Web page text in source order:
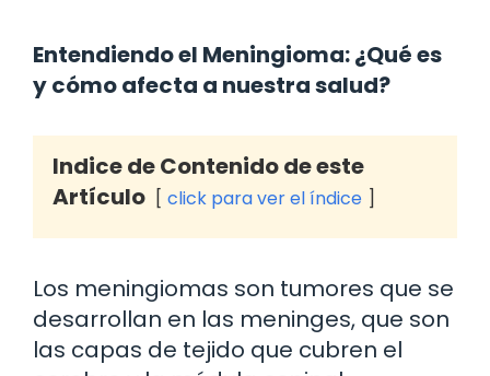
Entendiendo el Meningioma: ¿Qué es
y cómo afecta a nuestra salud?
Indice de Contenido de este
Artículo
click para ver el índice
Los meningiomas son tumores que se
desarrollan en las meninges, que son
las capas de tejido que cubren el